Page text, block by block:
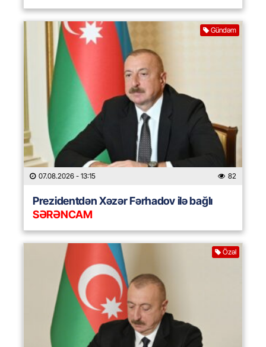
Gündəm
07.08.2026 - 13:15 82
Prezidentdən Xəzər Fərhadov ilə bağlı
SƏRƏNCAM
Özəl